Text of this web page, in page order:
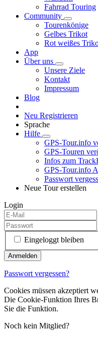
Fahrrad Touring
Community
Tourenkönige
Gelbes Trikot
Rot weißes
App
Über uns
Unsere Ziele
Kontakt
Impressum
Blog
Neu Registrieren
Sprache
Hilfe
GPS-Tour.info
GPS-Touren
Infos zum
GPS-Tour.info
Passwort
Neue Tour erstellen
Login
Eingeloggt bleiben
Passwort vergessen?
Cookies müssen akzeptiert
Die Cookie-Funktion Ihres
Sie die Funktion.
Noch kein Mitglied?